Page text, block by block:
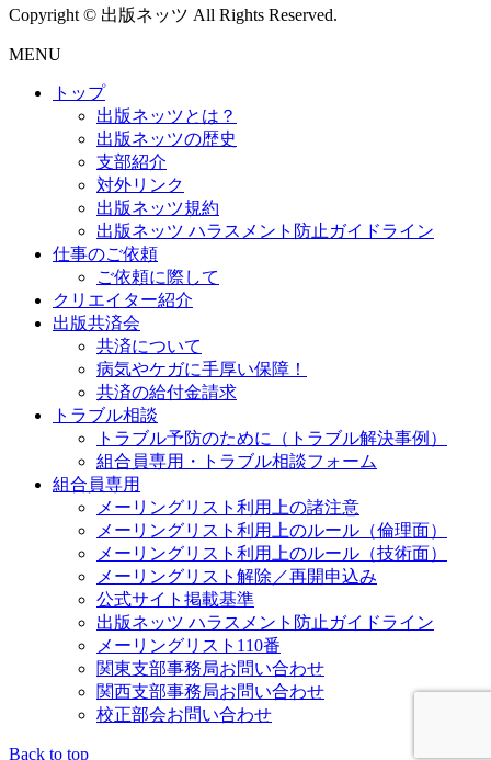
Copyright © 出版ネッツ All Rights Reserved.
MENU
トップ
出版ネッツとは？
出版ネッツの歴史
支部紹介
対外リンク
出版ネッツ規約
出版ネッツ ハラスメント防止ガイドライン
仕事のご依頼
ご依頼に際して
クリエイター紹介
出版共済会
共済について
病気やケガに手厚い保障！
共済の給付金請求
トラブル相談
トラブル予防のために（トラブル解決事例）
組合員専用・トラブル相談フォーム
組合員専用
メーリングリスト利用上の諸注意
メーリングリスト利用上のルール（倫理面）
メーリングリスト利用上のルール（技術面）
メーリングリスト解除／再開申込み
公式サイト掲載基準
出版ネッツ ハラスメント防止ガイドライン
メーリングリスト110番
関東支部事務局お問い合わせ
関西支部事務局お問い合わせ
校正部会お問い合わせ
Back to top